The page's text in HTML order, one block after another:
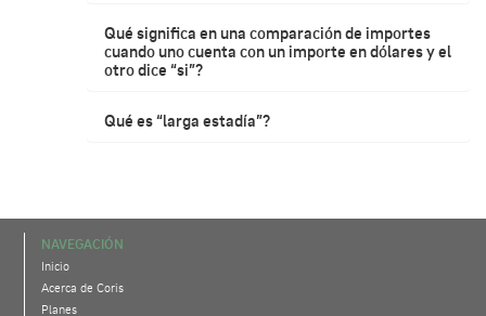
Qué significa en una comparación de importes
cuando uno cuenta con un importe en dólares y el
otro dice “si”?
Qué es “larga estadía”?
NAVEGACIÓN
Inicio
Acerca de Coris
Planes